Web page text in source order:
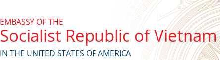
EMBASSY OF THE
Socialist Republic of Vietnam
IN THE UNITED STATES OF AMERICA